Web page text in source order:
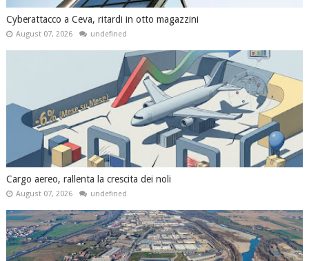
Cyberattacco a Ceva, ritardi in otto magazzini
August 07, 2026 undefined
Cargo aereo, rallenta la crescita dei noli
August 07, 2026 undefined